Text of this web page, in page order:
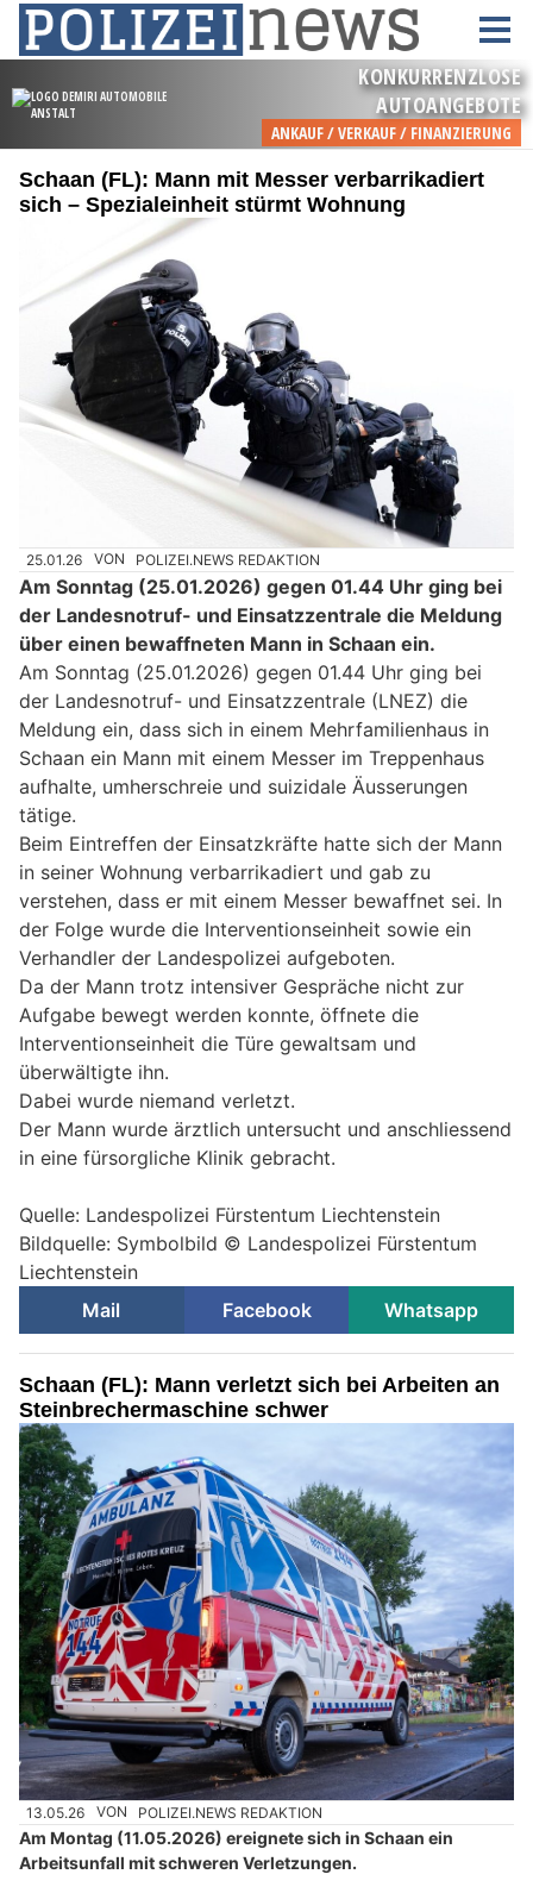
Schaan (FL): Mann mit Messer verbarrikadiert
sich – Spezialeinheit stürmt Wohnung
25.01.26 VON POLIZEI.NEWS REDAKTION
Am Sonntag (25.01.2026) gegen 01.44 Uhr ging bei
der Landesnotruf- und Einsatzzentrale die Meldung
über einen bewaffneten Mann in Schaan ein.
Am Sonntag (25.01.2026) gegen 01.44 Uhr ging bei
der Landesnotruf- und Einsatzzentrale (LNEZ) die
Meldung ein, dass sich in einem Mehrfamilienhaus in
Schaan ein Mann mit einem Messer im Treppenhaus
aufhalte, umherschreie und suizidale Äusserungen
tätige.
Beim Eintreffen der Einsatzkräfte hatte sich der Mann
in seiner Wohnung verbarrikadiert und gab zu
verstehen, dass er mit einem Messer bewaffnet sei. In
der Folge wurde die Interventionseinheit sowie ein
Verhandler der Landespolizei aufgeboten.
Da der Mann trotz intensiver Gespräche nicht zur
Aufgabe bewegt werden konnte, öffnete die
Interventionseinheit die Türe gewaltsam und
überwältigte ihn.
Dabei wurde niemand verletzt.
Der Mann wurde ärztlich untersucht und anschliessend
in eine fürsorgliche Klinik gebracht.
Quelle: Landespolizei Fürstentum Liechtenstein
Bildquelle: Symbolbild © Landespolizei Fürstentum
Liechtenstein
Mail
Facebook Whatsapp
Schaan (FL): Mann verletzt sich bei Arbeiten an
Steinbrechermaschine schwer
13.05.26 VON POLIZEI.NEWS REDAKTION
Am Montag (11.05.2026) ereignete sich in Schaan ein
Arbeitsunfall mit schweren Verletzungen.